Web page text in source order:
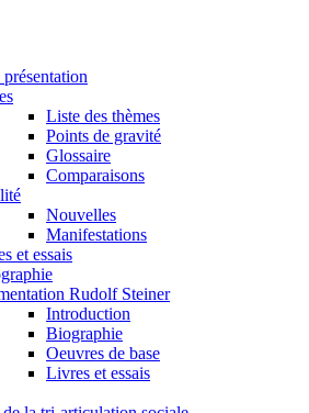
Liste des thèmes
Points de gravité
Glossaire
Comparaisons
Nouvelles
Manifestations
et essais
Rudolf Steiner
Introduction
Biographie
Oeuvres de base
Livres et essais